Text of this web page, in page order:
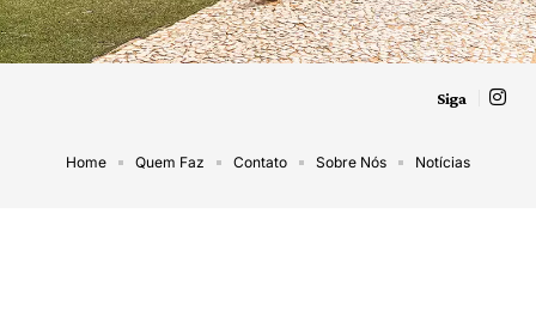
Siga
Home Quem Faz Contato Sobre Nós Notícias